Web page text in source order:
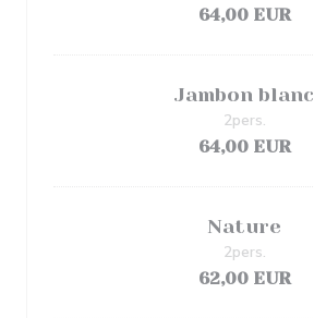
64,00 EUR
Jambon blanc
64,00 EUR
2pers.
Nature
62,00 EUR
2pers.